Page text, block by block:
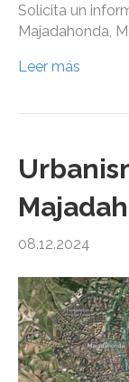
Solicita un
Majadahonda,
Leer más
08.12.2024